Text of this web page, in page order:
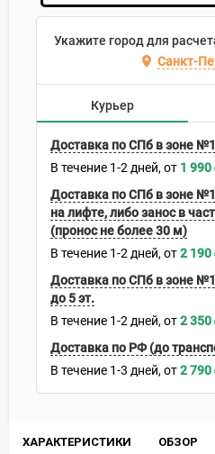
ХАРАКТЕРИСТИКИ ОБЗОР
Укажите город для
Санкт-
Курьер
Доставка по СПб в зоне №1
В течение 1-2 дней 1 990
Доставка по СПб в зоне
на лифте, либо занос в
(пронос не более 30 м)
В течение 1-2 дней 2 190
Доставка по СПб в зоне
до 5 эт.
В течение 1-2 дней 2 350
Доставка по РФ (до
В течение 1-3 дней 2 790